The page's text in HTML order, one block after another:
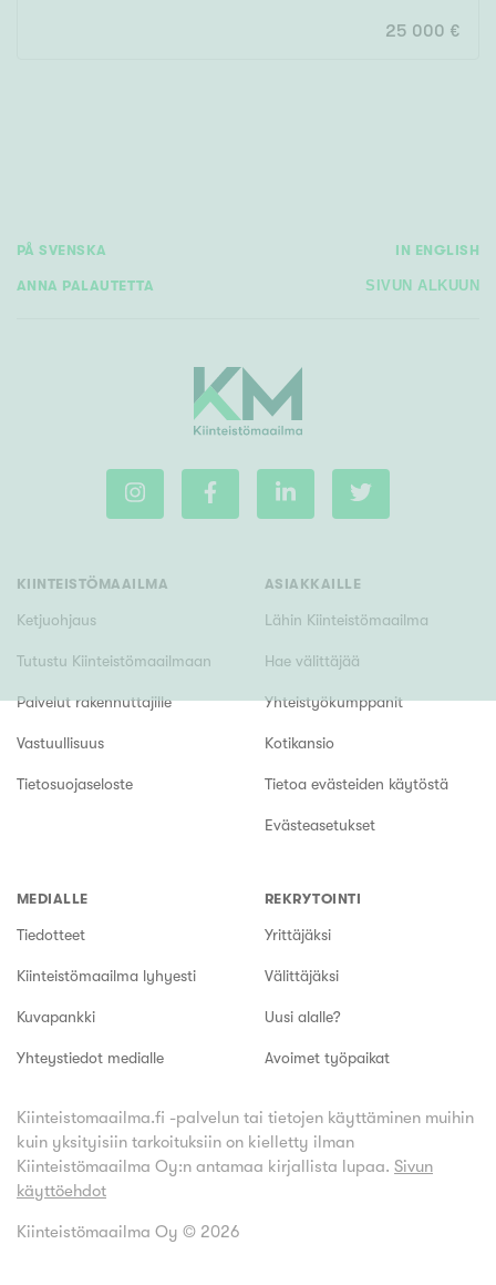
25 000 €
PÅ SVENSKA IN ENGLISH
ANNA PALAUTETTA SIVUN ALKUUN
KIINTEISTÖMAAILMA
Ketjuohjaus
Tutustu Kiinteistömaailmaan
Palvelut rakennuttajille
Vastuullisuus
Tietosuojaseloste
ASIAKKAILLE
Lähin Kiinteistömaailma
Hae välittäjää
Yhteistyökumppanit
Kotikansio
Tietoa evästeiden käytöstä
Evästeasetukset
MEDIALLE
Tiedotteet
Kiinteistömaailma lyhyesti
Kuvapankki
Yhteystiedot medialle
REKRYTOINTI
Yrittäjäksi
Välittäjäksi
Uusi alalle?
Avoimet työpaikat
Kiinteistomaailma.fi -palvelun tai tietojen käyttäminen muihin
kuin yksityisiin tarkoituksiin on kielletty ilman
Kiinteistömaailma Oy:n antamaa kirjallista lupaa. Sivun
käyttöehdot
Kiinteistömaailma Oy © 2026